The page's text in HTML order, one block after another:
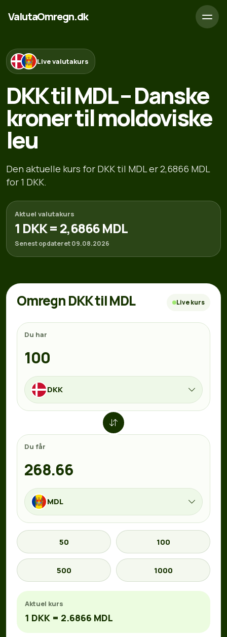
ValutaOmregn.dk
Live valutakurs
DKK til MDL – Danske
kroner til moldoviske
leu
Den aktuelle kurs for DKK til MDL er 2,6866 MDL
for 1 DKK.
Aktuel valutakurs
1 DKK = 2,6866 MDL
Senest opdateret 09.08.2026
Omregn DKK til MDL Live kurs
Du har
DKK
Du får
MDL
50 100
500 1000
Aktuel kurs
1 DKK = 2.6866 MDL